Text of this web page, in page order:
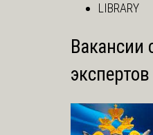
LIBRARY
Вакансии
экспертов